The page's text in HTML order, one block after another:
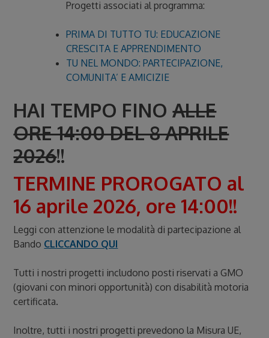
Progetti associati al programma:
PRIMA DI TUTTO TU: EDUCAZIONE
CRESCITA E APPRENDIMENTO
TU NEL MONDO: PARTECIPAZIONE,
COMUNITA’ E AMICIZIE
HAI TEMPO FINOALLE
ORE 14:00 DEL 8 APRILE
2026!!
TERMINE PROROGATO al
16 aprile 2026, ore 14:00!!
Leggi con attenzione le modalità di partecipazione al
Bando CLICCANDO QUI
Tutti i nostri progetti includono posti riservati a GMO
(giovani con minori opportunità) con disabilità motoria
certificata.
Inoltre, tutti i nostri progetti prevedono la Misura UE,